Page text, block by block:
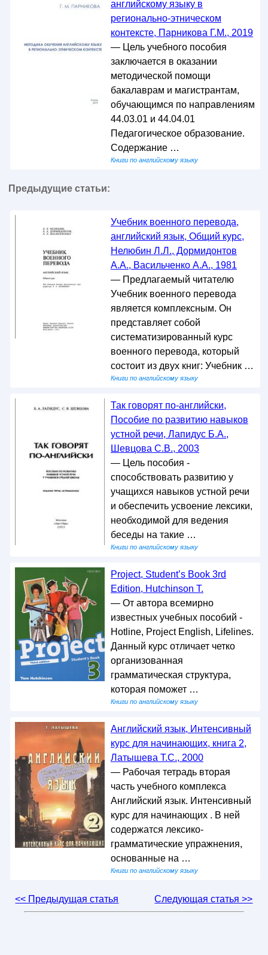
английскому языку в
регионально-этническом
контексте, Парникова Г.М., 2019
— Цель учебного пособия
заключается в оказании
методической помощи
бакалаврам и магистрантам,
обучающимся по направлениям
44.03.01 и 44.04.01
Педагогическое образование.
Содержание …
Книги по английскому языку
Предыдущие статьи:
Учебник военного перевода,
английский язык, Общий курс,
Нелюбин Л.Л., Дормидонтов
А.А., Васильченко А.А., 1981
— Предлагаемый читателю
Учебник военного перевода
является комплексным. Он
представляет собой
систематизированный курс
военного перевода, который
состоит из двух книг: Учебник …
Книги по английскому языку
Так говорят по-английски,
Пособие по развитию навыков
устной речи, Лапидус Б.А.,
Шевцова С.В., 2003
— Цель пособия -
способствовать развитию у
учащихся навыков устной речи
и обеспечить усвоение лексики,
необходимой для ведения
беседы на такие …
Книги по английскому языку
Project, Student’s Book 3rd
Edition, Hutchinson T.
— От автора всемирно
известных учебных пособий -
Hotline, Project English, Lifelines.
Данный курс отличает четко
организованная
грамматическая структура,
которая поможет …
Книги по английскому языку
Английский язык, Интенсивный
курс для начинающих, книга 2,
Латышева Т.С., 2000
— Рабочая тетрадь вторая
часть учебного комплекса
Английский язык. Интенсивный
курс для начинающих . В ней
содержатся лексико-
грамматические упражнения,
основанные на …
Книги по английскому языку
<< Предыдущая статья Следующая статья >>